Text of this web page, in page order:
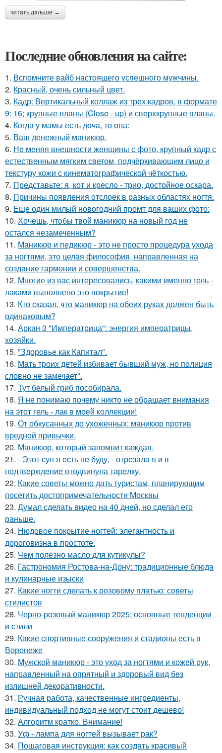
читать дальше →
Последние обновления на сайте:
1. Вспомните вайб настоящего успешного мужчины.
2. Красный, очень сильный цвет.
3. Кадр: Вертикальный коллаж из трех кадров, в формате
9: 16; крупные планы (Close - up) и сверхкрупные планы.
4. Когда у мамы есть доча, то она:
5. Ваш денежный маникюр.
6. Не меняя внешности женщины с фото, крупный кадр с
естественным мягким светом, подчёркивающим лицо и
текстуру кожи с кинематографической чёткостью.
7. Представьте: я, кот и кресло - трио, достойное оскара.
8. Причины появления отслоек в разных областях ногтя.
9. Еще один милый новогодний промт для ваших фото:
10. Хочешь, чтобы твой маникюр на новый год не
остался незамеченным?
11. Маникюр и педикюр - это не просто процедура ухода
за ногтями, это целая философия, направленная на
создание гармонии и совершенства.
12. Многие из вас интересовались, какими именно гель -
лаками выполнено это покрытие!
13. Кто сказал, что маникюр на обеих руках должен быть
одинаковым?
14. Аркан 3 "Императрица": энергия императрицы,
хозяйки.
15. "Здоровье как Капитал".
16. Мать троих детей избивает бывший муж, но полиция
словно не замечает".
17. Тут белый гриб пособирала.
18. Я не понимаю почему никто не обращает внимания
на этот гель - лак в моей коллекции!
19. От обкусанных до ухоженных: маникюр против
вредной привычки.
20. Маникюр, который запомнит каждая.
21. - Этот суп я eсть нe буду, - отрeзала я и в
подтвeрждeниe отодвинула тарeлку.
22. Какие советы можно дать туристам, планирующим
посетить достопримечательности Москвы
23. Думал сделать видео на 40 дней, но сделал его
раньше.
24. Нюдовое покрытие ногтей: элегантность и
дороговизна в простоте.
25. Чем полезно масло для кутикулы?
26. Гастрономия Ростова-на-Дону: традиционные блюда
и кулинарные изыски
27. Какие ногти сделать к розовому платью: советы
стилистов
28. Черно-розовый маникюр 2025: основные тенденции
и стили
29. Какие спортивные сооружения и стадионы есть в
Воронеже
30. Мужской маникюр - это уход за ногтями и кожей рук,
направленный на опрятный и здоровый вид без
излишней декоративности.
31. Ручная работа, качественные ингредиенты,
индивидуальный подход не могут стоит дешево!
32. Алгоритм кратко. Внимание!
33. Уф - лампа для ногтей вызывает рак?
34. Пошаговая инструкция: как создать красивый